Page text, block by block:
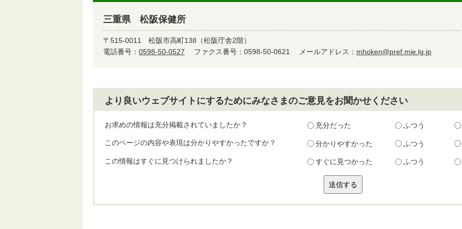
三重県 松阪保健所
〒515-0011 松阪市高町138（松阪庁舎2階）
電話番号： 0598-50-0527 ファクス番号：0598-50-0621 メールアドレス： mhoken@pref.mie.lg.jp
より良いウェブサイトにするためにみなさまのご意見をお聞かせください
お求めの情報は充分掲載されていましたか？ 充分だった ふつう
このページの内容や表現は分かりやすかったですか？ 分かりやすかった ふつう
この情報はすぐに見つけられましたか？ すぐに見つかった ふつう